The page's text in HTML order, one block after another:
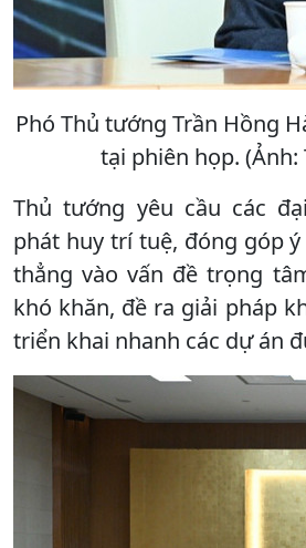
Phó Thủ tướng Trần Hồng
tại phiên họp. (Ảnh:
Thủ tướng yêu cầu các
phát huy trí tuệ, đóng góp
thẳng vào vấn đề trọng
khó khăn, đề ra giải pháp
triển khai nhanh các dự án